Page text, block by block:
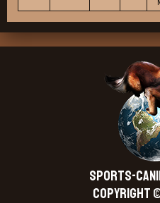
SPORTS-
Copyright